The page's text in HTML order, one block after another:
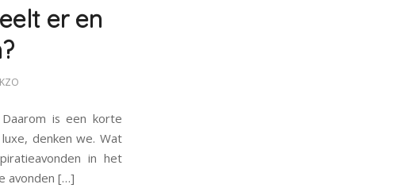
er en
is een korte
denken we. Wat
in het
avonden […]